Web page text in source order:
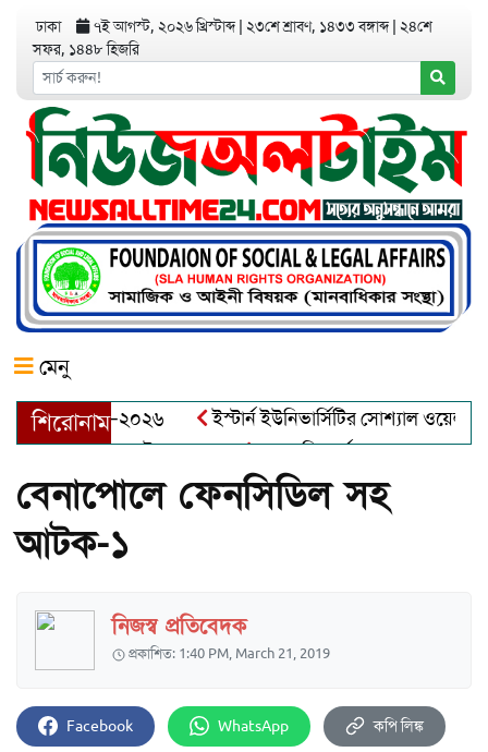
ঢাকা ৭ই আগস্ট, ২০২৬ খ্রিস্টাব্দ ২৩শে শ্রাবণ, ১৪৩৩ বঙ্গাব্দ ২৪শে
সফর, ১৪৪৮ হিজরি
মেনু
শিরোনাম
অ্যাওয়ার্ড–২০২৬
ইস্টার্ন ইউনিভার্সিটির সোশ্যাল
খালেক এর ইন্তেকাল
আত্মশুদ্ধি অর্জন ও অশুভকে বর্জন করে
বেনাপোলে ফেনসিডিল সহ
আটক-১
নিজস্ব প্রতিবেদক
প্রকাশিত: 1:40 PM, March 21, 2019
Facebook WhatsApp কপি লিঙ্ক